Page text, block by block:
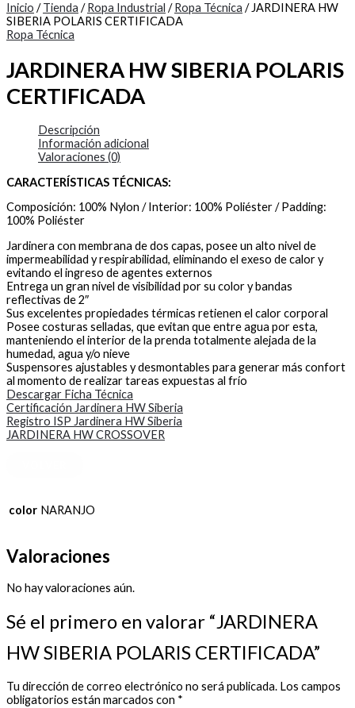
Inicio /Tienda /Ropa Industrial /Ropa Técnica / JARDINERA HW
SIBERIA POLARIS CERTIFICADA
Ropa Técnica
JARDINERA HW SIBERIA POLARIS
CERTIFICADA
Descripción
Información adicional
Valoraciones (0)
CARACTERÍSTICAS TÉCNICAS:
Composición: 100% Nylon / Interior: 100% Poliéster / Padding:
100% Poliéster
Jardinera con membrana de dos capas, posee un alto nivel de
impermeabilidad y respirabilidad, eliminando el exeso de calor y
evitando el ingreso de agentes externos
Entrega un gran nivel de visibilidad por su color y bandas
reflectivas de 2″
Sus excelentes propiedades térmicas retienen el calor corporal
Posee costuras selladas, que evitan que entre agua por esta,
manteniendo el interior de la prenda totalmente alejada de la
humedad, agua y/o nieve
Suspensores ajustables y desmontables para generar más confort
al momento de realizar tareas expuestas al frío
Descargar Ficha Técnica
Certificación Jardinera HW Siberia
Registro ISP Jardinera HW Siberia
JARDINERA HW CROSSOVER
color NARANJO
Valoraciones
No hay valoraciones aún.
Sé el primero en valorar “JARDINERA
HW SIBERIA POLARIS CERTIFICADA”
Tu dirección de correo electrónico no será publicada. Los campos
obligatorios están marcados con *